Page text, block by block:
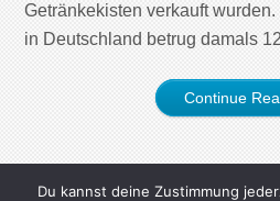
Getränkekisten verkauft
in Deutschland betrug damals
Continue
Du kannst deine Zustimmung